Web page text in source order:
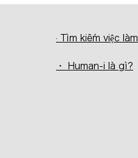
· Tìm kiếm việc làm
・ Human-i là gì?